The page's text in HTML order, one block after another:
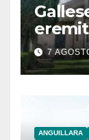
secolo
7
ANGUILLARA